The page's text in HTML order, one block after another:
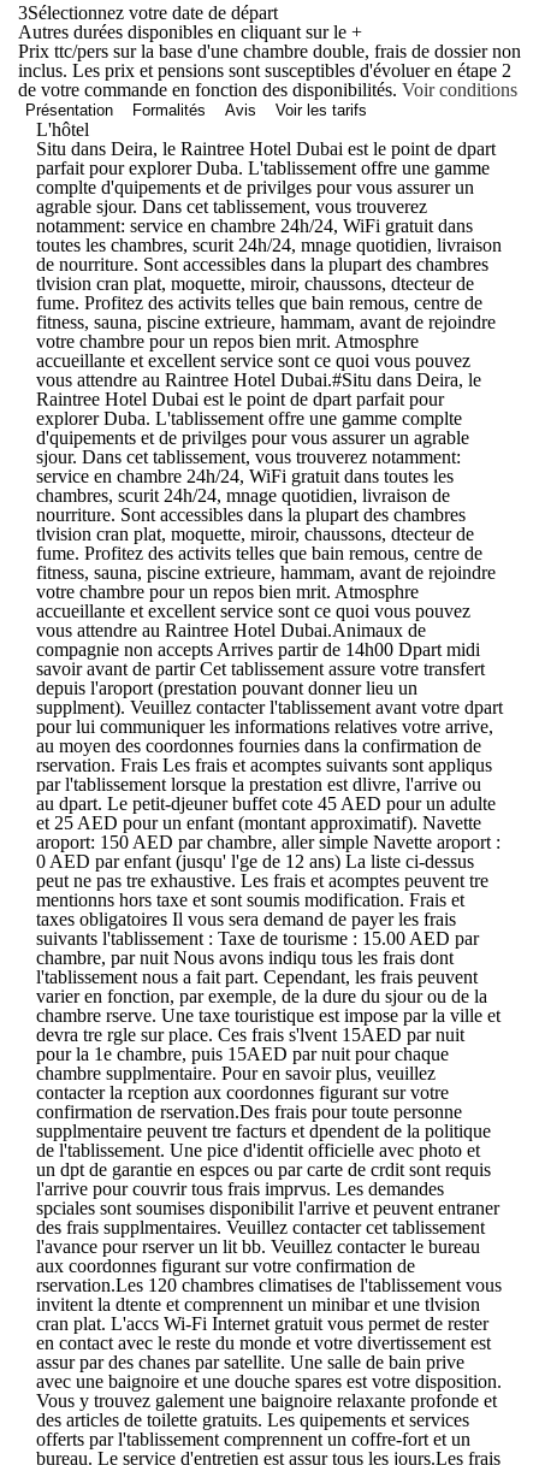
3Sélectionnez votre date de départ
Autres durées disponibles en cliquant sur le +
Prix ttc/pers sur la base d'une chambre double, frais de dossier non
inclus. Les prix et pensions sont susceptibles d'évoluer en étape 2
de votre commande en fonction des disponibilités. Voir conditions
Présentation Formalités Avis Voir les tarifs
L'hôtel
Situ dans Deira, le Raintree Hotel Dubai est le point de dpart
parfait pour explorer Duba. L'tablissement offre une gamme
complte d'quipements et de privilges pour vous assurer un
agrable sjour. Dans cet tablissement, vous trouverez
notamment: service en chambre 24h/24, WiFi gratuit dans
toutes les chambres, scurit 24h/24, mnage quotidien, livraison
de nourriture. Sont accessibles dans la plupart des chambres
tlvision cran plat, moquette, miroir, chaussons, dtecteur de
fume. Profitez des activits telles que bain remous, centre de
fitness, sauna, piscine extrieure, hammam, avant de rejoindre
votre chambre pour un repos bien mrit. Atmosphre
accueillante et excellent service sont ce quoi vous pouvez
vous attendre au Raintree Hotel Dubai.#Situ dans Deira, le
Raintree Hotel Dubai est le point de dpart parfait pour
explorer Duba. L'tablissement offre une gamme complte
d'quipements et de privilges pour vous assurer un agrable
sjour. Dans cet tablissement, vous trouverez notamment:
service en chambre 24h/24, WiFi gratuit dans toutes les
chambres, scurit 24h/24, mnage quotidien, livraison de
nourriture. Sont accessibles dans la plupart des chambres
tlvision cran plat, moquette, miroir, chaussons, dtecteur de
fume. Profitez des activits telles que bain remous, centre de
fitness, sauna, piscine extrieure, hammam, avant de rejoindre
votre chambre pour un repos bien mrit. Atmosphre
accueillante et excellent service sont ce quoi vous pouvez
vous attendre au Raintree Hotel Dubai.Animaux de
compagnie non accepts Arrives partir de 14h00 Dpart midi
savoir avant de partir Cet tablissement assure votre transfert
depuis l'aroport (prestation pouvant donner lieu un
supplment). Veuillez contacter l'tablissement avant votre dpart
pour lui communiquer les informations relatives votre arrive,
au moyen des coordonnes fournies dans la confirmation de
rservation. Frais Les frais et acomptes suivants sont appliqus
par l'tablissement lorsque la prestation est dlivre, l'arrive ou
au dpart. Le petit-djeuner buffet cote 45 AED pour un adulte
et 25 AED pour un enfant (montant approximatif). Navette
aroport: 150 AED par chambre, aller simple Navette aroport :
0 AED par enfant (jusqu' l'ge de 12 ans) La liste ci-dessus
peut ne pas tre exhaustive. Les frais et acomptes peuvent tre
mentionns hors taxe et sont soumis modification. Frais et
taxes obligatoires Il vous sera demand de payer les frais
suivants l'tablissement : Taxe de tourisme : 15.00 AED par
chambre, par nuit Nous avons indiqu tous les frais dont
l'tablissement nous a fait part. Cependant, les frais peuvent
varier en fonction, par exemple, de la dure du sjour ou de la
chambre rserve. Une taxe touristique est impose par la ville et
devra tre rgle sur place. Ces frais s'lvent 15AED par nuit
pour la 1e chambre, puis 15AED par nuit pour chaque
chambre supplmentaire. Pour en savoir plus, veuillez
contacter la rception aux coordonnes figurant sur votre
confirmation de rservation.Des frais pour toute personne
supplmentaire peuvent tre facturs et dpendent de la politique
de l'tablissement. Une pice d'identit officielle avec photo et
un dpt de garantie en espces ou par carte de crdit sont requis
l'arrive pour couvrir tous frais imprvus. Les demandes
spciales sont soumises disponibilit l'arrive et peuvent entraner
des frais supplmentaires. Veuillez contacter cet tablissement
l'avance pour rserver un lit bb. Veuillez contacter le bureau
aux coordonnes figurant sur votre confirmation de
rservation.Les 120 chambres climatises de l'tablissement vous
invitent la dtente et comprennent un minibar et une tlvision
cran plat. L'accs Wi-Fi Internet gratuit vous permet de rester
en contact avec le reste du monde et votre divertissement est
assur par des chanes par satellite. Une salle de bain prive
avec une baignoire et une douche spares est votre disposition.
Vous y trouvez galement une baignoire relaxante profonde et
des articles de toilette gratuits. Les quipements et services
offerts par l'tablissement comprennent un coffre-fort et un
bureau. Le service d'entretien est assur tous les jours.Les frais